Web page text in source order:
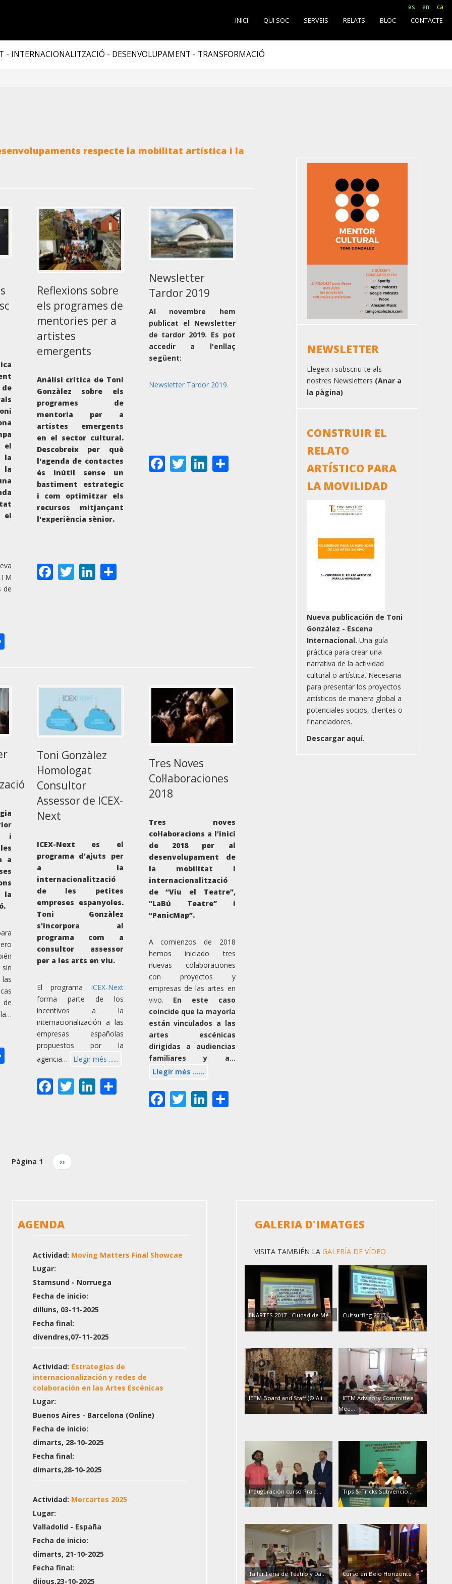
- INTERNACIONALITZACIÓ - DESENVOLUPAMENT - TRANSFORMACIÓ
INICI QUI SOC SERVEIS RELATS BLOC CONTACTE
es en ca
respecte la mobilitat artística i la
de
Share
Reflexions sobre
els programes de
mentories per a
artistes
emergents
Anàlisi crítica de Toni
Gonzàlez sobre els
programes de
mentoria per a
artistes emergents
en el sector cultural.
Descobreix per què
l'agenda de contactes
és inútil sense un
bastiment estrategic
i com optimitzar els
recursos mitjançant
l'experiència sènior.
Facebook
TwitterLinkedIn
Share
Newsletter
Tardor 2019
Al novembre hem
publicat el Newsletter
de tardor 2019. Es pot
accedir a l'enllaç
següent:
Newsletter Tardor 2019.
Facebook
TwitterLinkedIn
Share
i
a
Share
Toni Gonzàlez
Homologat
Consultor
Assessor de ICEX-
Next
ICEX-Next es el
programa d'ajuts per
a la
internacionalització
de les petites
empreses espanyoles.
Toni Gonzàlez
s'incorpora al
programa com a
consultor assessor
per a les arts en viu.
El programa ICEX-Next
forma parte de los
incentivos a la
internacionalización a las
empresas españolas
propuestos por la
agencia…
Llegir més ......
Facebook
TwitterLinkedIn
Share
Tres Noves
Col·laboraciones
2018
Tres noves
col·laboracions a l'inici
de 2018 per al
desenvolupament de
la mobilitat i
internacionalització
de “Viu el Teatre”,
“LaBú Teatre” i
“PanicMap”.
A comienzos de 2018
hemos iniciado tres
nuevas colaboraciones
con proyectos y
empresas de las artes en
vivo. En este caso
coincide que la mayoría
están vinculados a las
artes escénicas
dirigidas a audiencias
familiares y a…
Llegir més ......
Facebook
Twitter
LinkedIn
Share
Pàgina 1
Pàgina
següent
››
NEWSLETTER
Llegeix i subscriu-te als
nostres Newsletters (Anar a
la pàgina)
CONSTRUIR EL
RELATO
ARTÍSTICO PARA
LA MOVILIDAD
Nueva publicación de Toni
González - Escena
Internacional. Una guía
práctica para crear una
narrativa de la actividad
cultural o artística. Necesaria
para presentar los proyectos
artísticos de manera global a
potenciales socios, clientes o
financiadores.
Descargar aquí.
AGENDA
Actividad: Moving Matters Final Showcae
Lugar:
Stamsund - Norruega
Fecha de inicio:
dilluns, 03-11-2025
Fecha final:
divendres,07-11-2025
Actividad: Estrategias de
internacionalización y redes de
colaboración en las Artes Escénicas
Lugar:
Buenos Aires - Barcelona (Online)
Fecha de inicio:
dimarts, 28-10-2025
Fecha final:
dimarts,28-10-2025
Actividad: Mercartes 2025
Lugar:
Valladolid - España
Fecha de inicio:
dimarts, 21-10-2025
Fecha final:
dijous,23-10-2025
GALERIA D'IMATGES
VISITA TAMBIÉN LAGALERÍA DE VÍDEO
ENARTES 2017 - Ciudad de Mé… Cultsurfing 2017
IETM Board and Staff (© Ali…
IETM Advisory Committee
Mee…
Inauguración curso Praia… Tips & Tricks Subvencio…
Taller Feria de Teatro y Da… Curso en Belo Horizonte